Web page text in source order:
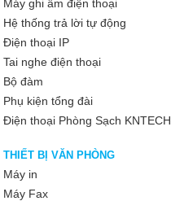
Máy ghi âm điện thoại
Hệ thống trả lời tự động
Điện thoại IP
Tai nghe điện thoại
Bộ đàm
Phụ kiện tổng đài
Điện thoại Phòng Sạch KNTECH
THIẾT BỊ VĂN PHÒNG
Máy in
Máy Fax